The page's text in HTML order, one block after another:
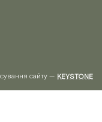
сайту — KEYSTONE